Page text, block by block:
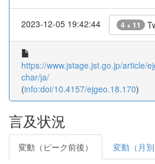
2023-12-05 19:42:44 4 + 11
https://www.jstage.jst.go.jp/article/
char/ja/
(info:doi/10.4157/ejgeo.18.170)
言及状況
変動（ピーク前後） 変動（月別